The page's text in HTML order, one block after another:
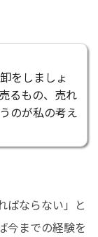
をしましょ
るもの、売れ
のが私の考え
ばならない」と
今までの経験を